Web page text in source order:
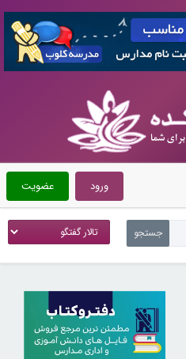
عضویت ورود